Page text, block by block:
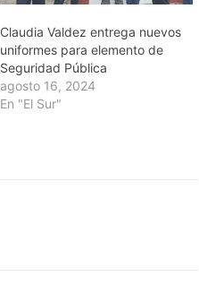
Claudia Valdez entrega nuevos
uniformes para elemento de
Seguridad Pública
agosto 16, 2024
En "El Sur"